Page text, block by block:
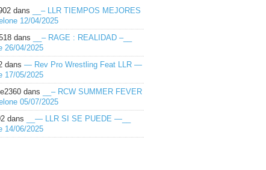
dans
__– LLR TIEMPOS MEJORES
12/04/2025
dans
__– RAGE : REALIDAD –__
26/04/2025
dans — Rev Pro Wrestling Feat LLR —
17/05/2025
dans
__– RCW SUMMER FEVER
05/07/2025
dans
__— LLR SI SE PUEDE —__
14/06/2025